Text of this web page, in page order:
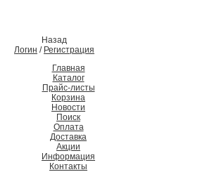
Назад
Логин / Регистрация
Главная
Каталог
Прайс-листы
Корзина
Новости
Поиск
Оплата
Доставка
Акции
Информация
Контакты